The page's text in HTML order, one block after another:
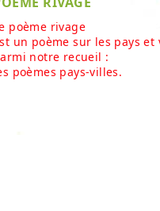
poème rivage
un poème sur les pays et
notre recueil :
poèmes pays-villes.